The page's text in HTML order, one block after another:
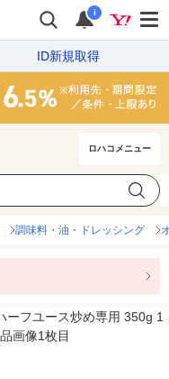
i
ID新規取得
ロハコメニュー
調味料・油・ドレッシング